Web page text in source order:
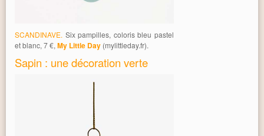
SCANDINAVE. Six pampilles, coloris bleu pastel
et blanc, 7 €, My Little Day (mylittleday.fr).
Sapin : une décoration verte